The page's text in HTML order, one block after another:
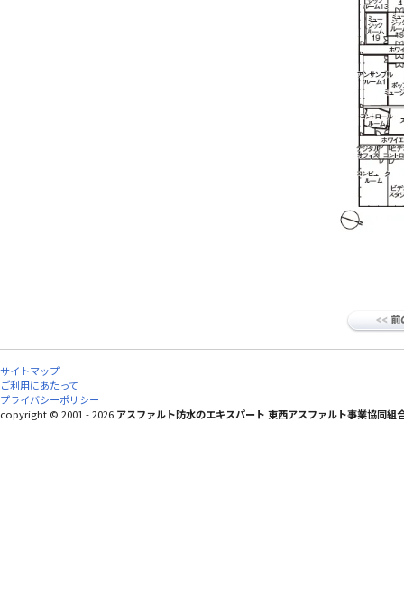
サイトマップ
ご利用にあたって
プライバシーポリシー
copyright © 2001 - 2026 アスファルト防水のエキスパート 東西アスファルト事業協同組